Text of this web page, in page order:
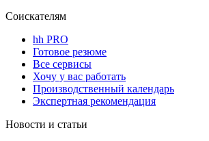
Соискателям
hh PRO
Готовое резюме
Все сервисы
Хочу у вас работать
Производственный календарь
Экспертная рекомендация
Новости и статьи